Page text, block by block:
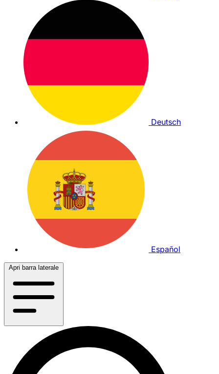
Deutsch
Español
Apri barra laterale